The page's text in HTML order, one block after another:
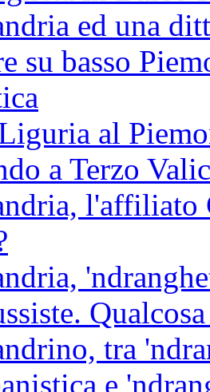
ed una
su basso
al
a Terzo
l'affiliato
tra
e